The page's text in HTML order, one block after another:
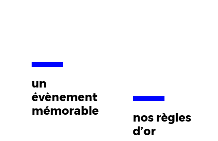
un
évènement
mémorable
nos règles
d’or